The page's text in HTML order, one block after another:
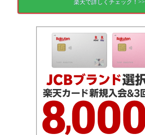
楽天で詳しくチェック！>>